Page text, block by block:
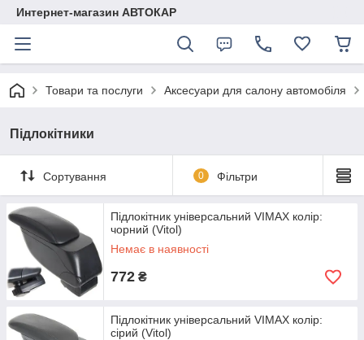
Интернет-магазин АВТОКАР
Товари та послуги Аксесуари для салону автомобіля
Підлокітники
Сортування 0 Фільтри
Підлокітник універсальний VIMAX колір:
чорний (Vitol)
Немає в наявності
772 ₴
Підлокітник універсальний VIMAX колір:
сірий (Vitol)